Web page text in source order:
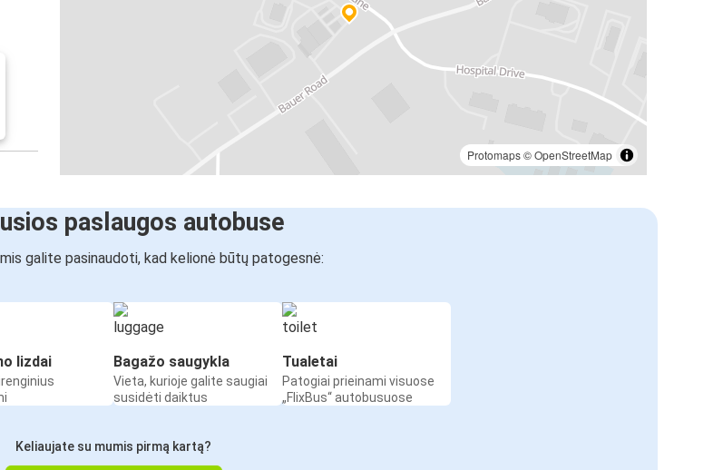
Protomaps©OpenStreetMap
paslaugos autobuse
galite pasinaudoti, kad kelionė būtų patogesnė:
lizdai Bagažo saugykla
Vieta, kurioje galite saugiai
susidėti daiktus
Tualetai
Patogiai prieinami visuose
„FlixBus“ autobusuose
Keliaujate su mumis pirmą kartą?